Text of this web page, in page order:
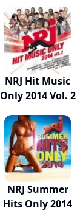
NRJ Hit Music
Only 2014 Vol. 2
NRJ Summer
Hits Only 2014